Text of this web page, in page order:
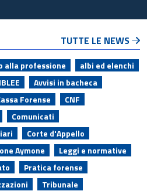
TUTTE LE NEWS
alla professione
albi ed elenchi
Avvisi in bacheca
Forense
CNF
Comunicati
Corte d'Appello
Aymone
Leggi e normative
Pratica forense
Tribunale